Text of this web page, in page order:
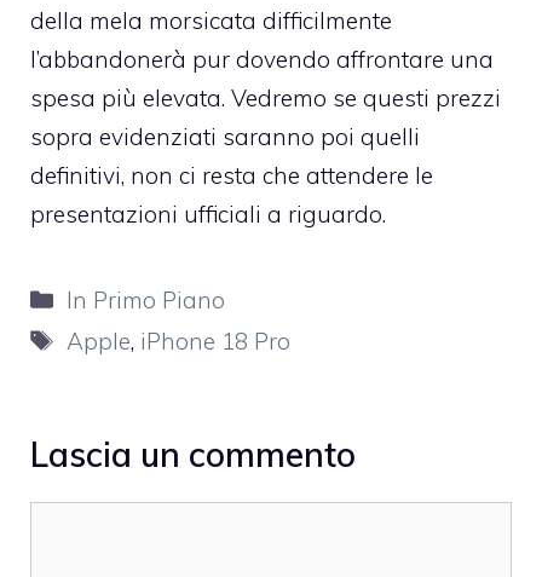
della mela morsicata difficilmente
l’abbandonerà pur dovendo affrontare una
spesa più elevata. Vedremo se questi prezzi
sopra evidenziati saranno poi quelli
definitivi, non ci resta che attendere le
presentazioni ufficiali a riguardo.
Categorie
In Primo Piano
Tag
Apple, iPhone 18 Pro
Lascia un commento